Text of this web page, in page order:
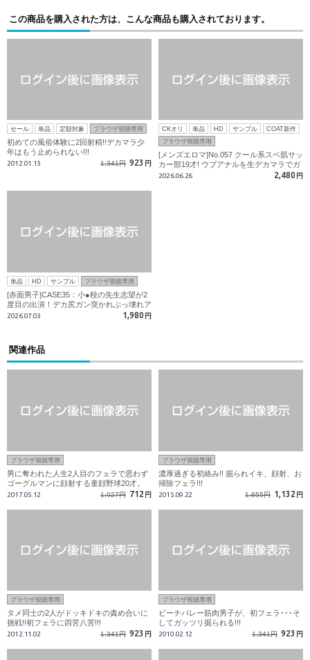
この商品を購入された方は、こんな商品も購入されております。
セール 単品 定額対象 ブラウザ視聴専用
初めての風俗体験に2回射精!!デカマラ少
年はもう止められない!!!
2012.01.13 1,341円 923 円
CKオリ 単品 HD サンプル
COAT新作
ブラウザ視聴専用
[メンズエロマ]No.057 クール系スベ肌サッ
カー部19才! ウブアナルを生デカマラでガ
ン突かれ「気持ちいい…気持ちいいで
2026.06.26 2,480 円
単品 HD サンプル ブラウザ視聴専用
[赤面男子]CASE35：小●校の先生志望が2
度目の出演！デカ尻ガン突かれぶっ壊れア
ナルからの連続痙攣逝き!!
2026.07.03 1,980 円
関連作品
ブラウザ視聴専用
男に奪われた人生2人目のフェラで思わず
ゴーグルマンに顔射する童顔野球20才。
2017.05.12 1,027円 712 円
ブラウザ視聴専用
濃厚過ぎる初絡み!! 掘られイキ、顔射、お
掃除フェラ!!!
2015.09.22 1,655円 1,132 円
ブラウザ視聴専用
タメ同士の2人がドッキドキの責め合いに
挑戦!!初フェラに四苦八苦!!!
2012.11.02 1,341円 923 円
ブラウザ視聴専用
ビーチバレー筋肉男子が、初フェラ･･･そ
してガッツリ掘られる!!!
2010.02.12 1,341円 923 円